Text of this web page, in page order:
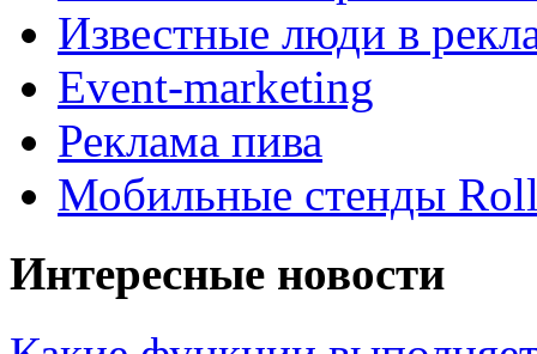
Известные люди в
Event-marketing
Реклама пива
Мобильные стенды
Интересные новости